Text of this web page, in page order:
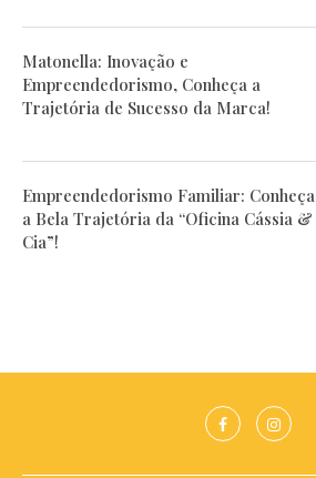
Matonella: Inovação e
Empreendedorismo, Conheça a
Trajetória de Sucesso da Marca!
Empreendedorismo Familiar: Conheça
a Bela Trajetória da “Oficina Cássia &
Cia”!